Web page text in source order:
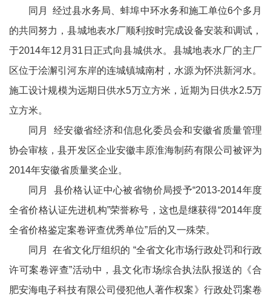
同月 经过县水务局、蚌埠中环水务和施工单位6个多月
的共同努力，县城地表水厂顺利按时完成设备安装和调试，
于2014年12月31日正式向县城供水。县城地表水厂的主厂
区位于浍澥引河东岸的连城镇城南村，水源为怀洪新河水。
施工设计规模为远期日供水5万立方米，近期为日供水2.5万
立方米。
同月 经安徽省经济和信息化委员会和安徽省质量管理
协会审核，县开发区企业安徽丰原淮海制药有限公司被评为
2014年安徽省质量奖企业。
同月 县价格认证中心被省物价局授予“2013-2014年度
全省价格认证先进机构”荣誉称号，这也是继获得“2014年度
全省价格鉴定案卷评查优秀单位”后的又一殊荣。
同月 在省文化厅组织的 “全省文化市场行政处罚和行政
许可案卷评查”活动中，县文化市场综合执法队报送的《合
肥安海电子科技有限公司侵犯他人著作权案》行政处罚案卷